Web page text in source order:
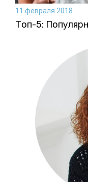
11 февраля 2018
Топ-5: